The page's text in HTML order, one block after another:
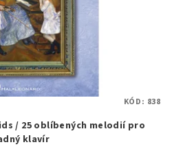
/ 25 oblíbených melodií pro
klavír
KÓD: 838